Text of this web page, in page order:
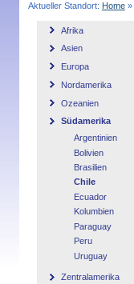
Aktueller Standort: Home»
Afrika
Asien
Europa
Nordamerika
Ozeanien
Südamerika
Argentinien
Bolivien
Brasilien
Chile
Ecuador
Kolumbien
Paraguay
Peru
Uruguay
Zentralamerika